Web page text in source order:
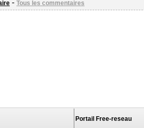
- Tous les commentaires
Portail Free-reseau